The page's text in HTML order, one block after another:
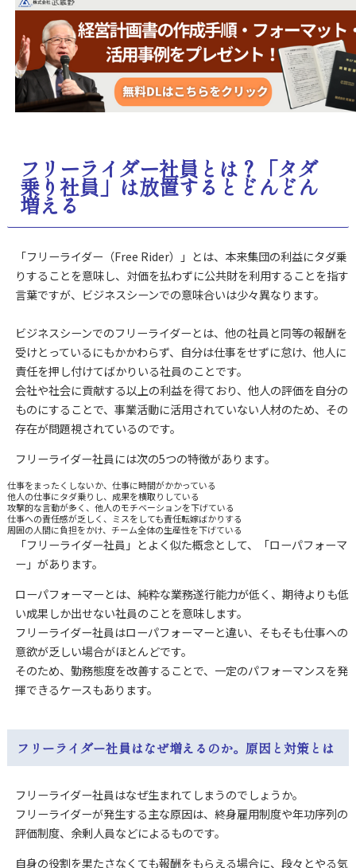
フリーライダー社員とは？「タダ
乗り社員」は放置するとどんどん
増える
「フリーライダー（Free Rider）」とは、 本来集団の利益にタダ乗
りすることを意味し、対価を払わずに公共財を利用することを指す
言葉ですが、ビジネスシーンでの意味合いは少々異なります。
ビジネスシーンでのフリーライダーとは、 他の社員と同等の報酬を
受けとっているにもかかわらず、自分は仕事をせずに怠け、他人に
責任を押し付けてばかりいる社員のことです。
会社や社会に貢献する以上の利益を得ており、他人の評価を自分の
ものにすることで、事業活動に活用されていない人材のため、その
存在が問題視されているのです。
フリーライダー社員には次の5つの特徴があります。
仕事をまったくしないか、仕事に時間がかかっている
他人の仕事にタダ乗りし、成果を横取りしている
攻撃的な言動が多く、他人のモチベーションを下げている
仕事への責任感が乏しく、ミスをしても責任転嫁ばかりする
周囲の人間に負担をかけ、チーム全体の生産性を下げている
「フリーライダー社員」とよく似た概念として、「ローパフォーマ
ー」があります。
ローパフォーマーとは、純粋な業務遂行能力が低く、期待よりも低
い成果しか出せない社員のことを意味します。
フリーライダー社員はローパフォーマーと違い、そもそも仕事への
意欲が乏しい場合がほとんどです。
そのため、勤務態度を改善することで、一定のパフォーマンスを発
揮できるケースもあります。
フリーライダー社員はなぜ増えるのか。原因と対策とは
フリーライダー社員はなぜ生まれてしまうのでしょうか。
フリーライダーが発生する主な原因は、終身雇用制度や年功序列の
評価制度、余剰人員などによるものです。
自身の役割を果たさなくても報酬をもらえる場合に、段々とやる気